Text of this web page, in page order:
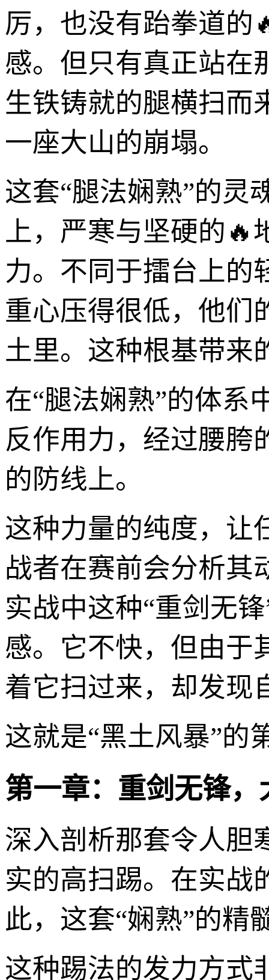
厉，也没有跆拳道的
感。但只有真正站在
生铁铸就的腿横扫而
一座大山的崩塌。
这套“腿法娴熟”的灵
上，严寒与坚硬的🔥
力。不同于擂台上的
重心压得很低，他们
土里。这种根基带来
在“腿法娴熟”的体系
反作用力，经过腰胯
的防线上。
这种力量的纯度，让
战者在赛前会分析其
实战中这种“重剑无
感。它不快，但由于
着它扫过来，却发现
这就是“黑土风暴”的
第一章：重剑无锋
深入剖析那套令人胆
实的高扫踢。在实战
此，这套“娴熟”的精
这种踢法的发力方式